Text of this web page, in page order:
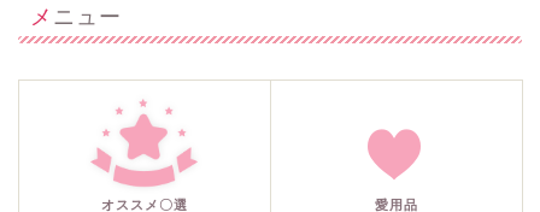
メニュー
オススメ〇選 愛用品